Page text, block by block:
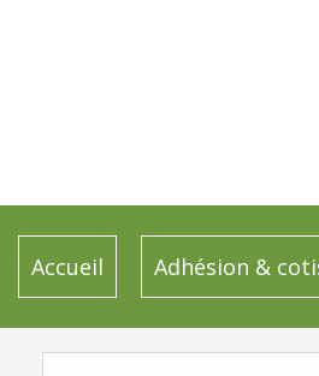
Accueil Adhésion &